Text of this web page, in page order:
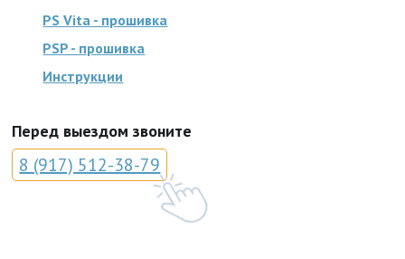
PS Vita - прошивка
PSP - прошивка
Инструкции
Перед выездом звоните
8 (917) 512-38-79